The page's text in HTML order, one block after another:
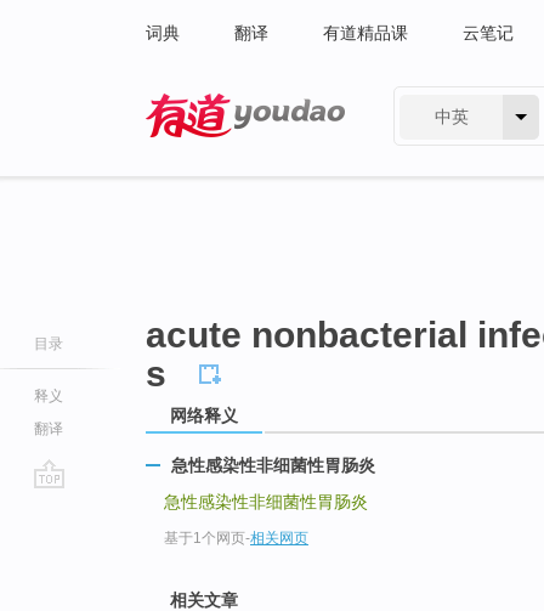
词典 翻译 有道精品课 云笔记
中英
目录
释义
翻译
acute nonbacterial
s
网络释义
急性感染性非细菌性胃肠炎
急性感染性非细菌性胃肠炎
基于1个网页-相关网页
相关文章